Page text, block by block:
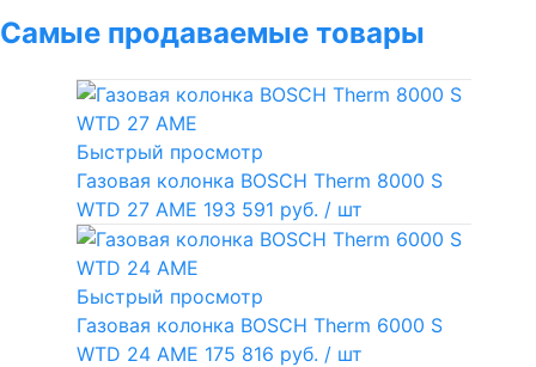
Самые продаваемые товары
Быстрый просмотр
Газовая колонка BOSCH Therm 8000 S
WTD 27 AME 193 591 руб. / шт
Быстрый просмотр
Газовая колонка BOSCH Therm 6000 S
WTD 24 AME 175 816 руб. / шт